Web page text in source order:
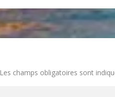
Les champs obligatoires sont